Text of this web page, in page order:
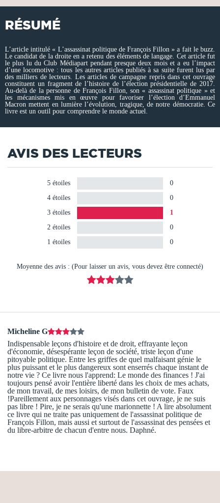
RÉSUMÉ
L’article intitulé « L’assassinat politique de François Fillon » a fait le buzz.
Le candidat de la droite en a retenu des éléments de langage. Cet article fut
le plus lu du Club Médiapart pendant presque deux mois et a eu l’impact
d’une locomotive : tous les autres articles publiés à sa suite furent lus par
des milliers de lecteurs. Les articles de campagne repris dans cet ouvrage
constituent un fragment de l’histoire de l’élection présidentielle de 2017.
Au-delà de la personne de François Fillon, son « assassinat politique » et
les mécanismes mis en œuvre pour favoriser l’élection d’Emmanuel
Macron mettent en lumière l’évolution, tragique, de notre démocratie. Ce
livre est un outil pour comprendre le monde actuel.
AVIS DES LECTEURS
5 étoiles
0
4 étoiles
0
3 étoiles
1
2 étoiles
0
1 étoiles
0
Moyenne des avis : (Pour laisser un avis, vous devez être connecté)
Micheline G
Indispensable leçons d'histoire et de droit, effrayante leçon
d'économie, désespérante leçon de société, triste leçon d'une
pitoyable politique. Entre les griffes de quel malfaisant génie le
plus puissant et le plus dangereux sont enserrés chaque instant de
notre vie ? Ce livre nous l'apprend: Le monde des finances ! J'ai
toujours pensé avoir l'entière liberté dans les choix de mes achats,
de mon travail, de mes loisirs, de mon bulletin de vote. Faux
!Pareillement aux personnages visés dans cet ouvrage, je ne suis
pas libre ! Pire, je ne serais qu'une marionnette ! A lire absolument
ce livre qui ne traite pas uniquement de l'assassinat politique de
François Fillon, mais aussi et surtout de l'assassinat des pensées et
du libre-arbitre de chacun d'entre nous. Daphné.